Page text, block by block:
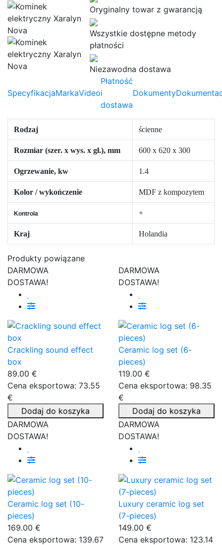
Oryginalny towar z gwarancją
Wszystkie dostępne metody
płatności
Niezawodna dostawa
SpecyfikacjaMarkaVideo
Płatność
i
dostawa
Dokumenty
Rodzaj ścienne
Rozmiar (szer. x wys. x gł.), mm 600 x 620 x 300
Ogrzewanie, kw 1.4
Kolor / wykończenie MDF z kompozytem
Kontrola +
Kraj Holandia
Produkty powiązane
DARMOWA
DOSTAWA!
Crackling sound effect
box
89.00 €
Cena eksportowa: 73.55
€
Dodaj do koszyka
DARMOWA
DOSTAWA!
Ceramic log set (6-
pieces)
119.00 €
Cena eksportowa: 98.35
€
Dodaj do koszyka
DARMOWA
DOSTAWA!
Ceramic log set (10-
pieces)
169.00 €
Cena eksportowa: 139.67
DARMOWA
DOSTAWA!
Luxury ceramic log set
(7-pieces)
149.00 €
Cena eksportowa: 123.14